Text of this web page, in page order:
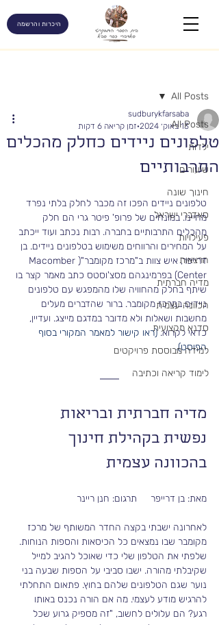
היכרות והרשמה
All Posts
ילדות
שיעורים
חינוך שונה
סאדברי ישראל
פעילויות
הרצאות
מדיה חברתית
הכוונה עצמית
סדנא מקצועית
למידה מבוססת פרויקטים
לימוד קריאה וכתיבה
All Posts
טלפונים ניידים כחלק מהכלים
התרבותיים
sudburykfarsaba
13 באוק׳ 2024
זמן קריאה 6 דקות
טלפונים ניידים הפכו זה מכבר לחלק בלתי נפרד
מחיינו. במונחים של פרופ' פיטר גרי הם חלק
מהכלים התרבותיים בחברה. רבות נכתב ועוד ייכתב
על המחירים והרווחים משימוש בטלפונים ניידים. בן
דרייפר, איש צוות ב"מרכז מקומבר"(Macomber
Center) בפרמינגהם מסצ'וסטס כתב מאמר קצר בו
שיתף בחלק מהחוויה שלו מהמפגש עם טלפונים
ניידים במרכז מקומבר. ברור שהדברים מעלים
מחשבות ושאלות ולא מדובר במדגם מייצג. ועדיין,
כדאי לקרוא. (ראו קישור למאמר המקורי בסוף
הפוסט).
מדיה חברתית ובריאות
נפשית בקהילת חינוך
בהכוונה עצמית
מאת: בן דרייפר     תרגום: חנן ריינר
לאחרונה ישבתי בקצה החדר המשותף של מרכז
מקומבר שבו נמצאים כל הכיסאות והספות הנוחות.
שלפתי את הטלפון שלי כדי שאוכל להגיב למייל
שקיבלתי מהורה. ישבו סביבי על הספות שבעה בני
נוער שגם הטלפונים שלהם בחוץ. פתאום התחלתי
להרגיש מודע לעצמי. מה אם הורה נכנס באותו
רגע? הם עלולים לחשוב, "זה מספיק גרוע שכל